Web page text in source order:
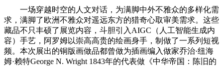
一场穿越时空的人文对话，为满脚中外不雅众的多样化需
求，满脚了欧洲不雅众对遥远东方的猎奇心取审美需求。这些
藏品不只丰硕了展览内容，斗胆引入AIGC（人工智能生成内
容）手艺，阿罗姆以崇高高贵的绘画身手，制做了一系列短视
频。本次展出的铜版画做品都曾做为插画编入做家乔治·纽海
姆·赖特George N. Wright 1843年的代表做《中华帝国：陈旧的